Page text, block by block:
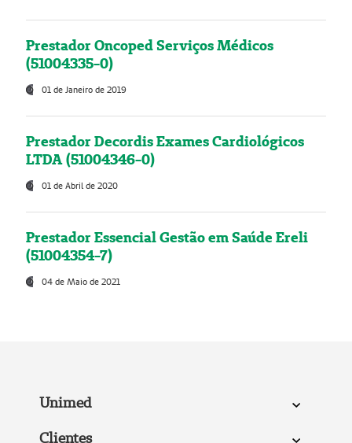
Prestador Oncoped Serviços Médicos
(51004335-0)
01 de Janeiro de 2019
Prestador Decordis Exames Cardiológicos
LTDA (51004346-0)
01 de Abril de 2020
Prestador Essencial Gestão em Saúde Ereli
(51004354-7)
04 de Maio de 2021
Unimed
Clientes